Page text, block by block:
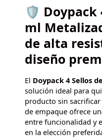
🛡️ Doypack
ml
de alta
diseño
El Doypack 4 Sellos
solución ideal para
producto sin
de empaque ofrece
entre funcionalidad y
en la elección